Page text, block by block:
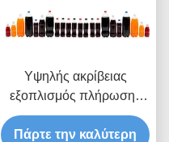
Υψηλής ακρίβειας
εξοπλισμός πλήρωσης
υγρών μπουκαλιών 0,2-
2,5L περιστρεφόμενος
Πάρτε την καλύτερη